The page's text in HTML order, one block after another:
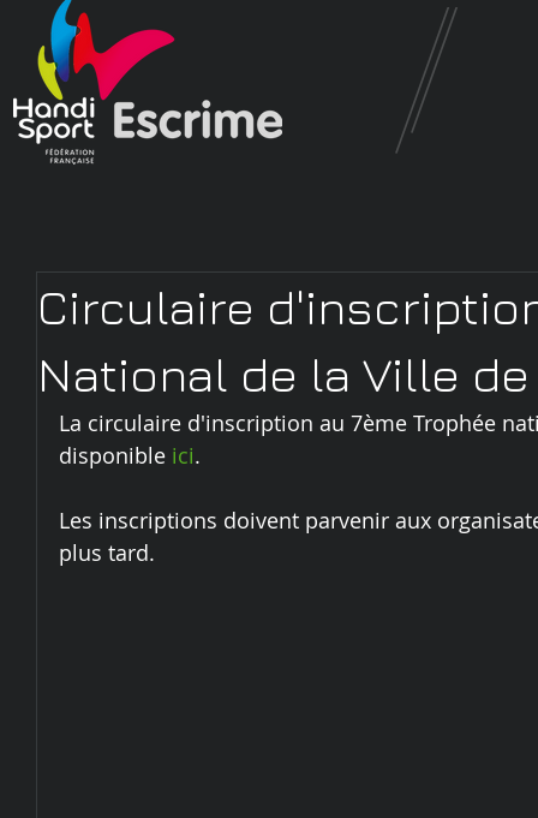
Circulaire
National de la Ville
La circulaire d'inscription au 7ème Trophée
disponible ici.
Les inscriptions doivent parvenir aux
plus tard.